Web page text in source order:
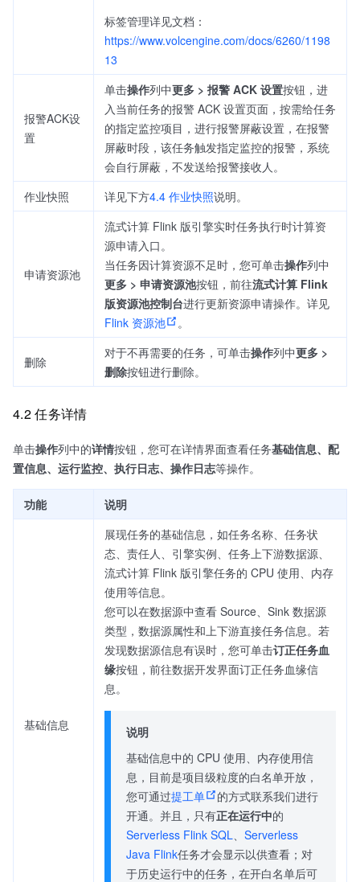
标签管理详见文档：
https://www.volcengine.com/docs/6260/1198
13
报警ACK设
置
单击操作列中更多 > 报警 ACK 设置按钮，进
入当前任务的报警 ACK 设置页面，按需给任务
的指定监控项目，进行报警屏蔽设置，在报警
屏蔽时段，该任务触发指定监控的报警，系统
会自行屏蔽，不发送给报警接收人。
作业快照
详见下方4.4 作业快照说明。
申请资源池
流式计算 Flink 版引擎实时任务执行时计算资
源申请入口。
当任务因计算资源不足时，您可单击操作列中
更多 > 申请资源池按钮，前往流式计算 Flink
版资源池控制台进行更新资源申请操作。详见
Flink 资源池
。
删除
对于不再需要的任务，可单击操作列中更多 >
删除按钮进行删除。
4.2 任务详情
单击操作列中的详情按钮，您可在详情界面查看任务基础信息、配
置信息、运行监控、执行日志、操作日志等操作。
功能 说明
基础信息
展现任务的基础信息，如任务名称、任务状
态、责任人、引擎实例、任务上下游数据源、
流式计算 Flink 版引擎任务的 CPU 使用、内存
使用等信息。
您可以在数据源中查看 Source、Sink 数据源
类型，数据源属性和上下游直接任务信息。若
发现数据源信息有误时，您可单击订正任务血
缘按钮，前往数据开发界面订正任务血缘信
息。
说明
基础信息中的 CPU 使用、内存使用信
息，目前是项目级粒度的白名单开放，
您可通过提工单
的方式联系我们进行
开通。并且，只有正在运行中的
Serverless Flink SQL 、Serverless
Java Flink任务才会显示以供查看；对
于历史运行中的任务，在开白名单后可